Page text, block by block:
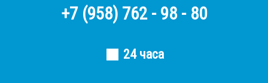
+7 (958) 762 - 98 - 80
24 часа